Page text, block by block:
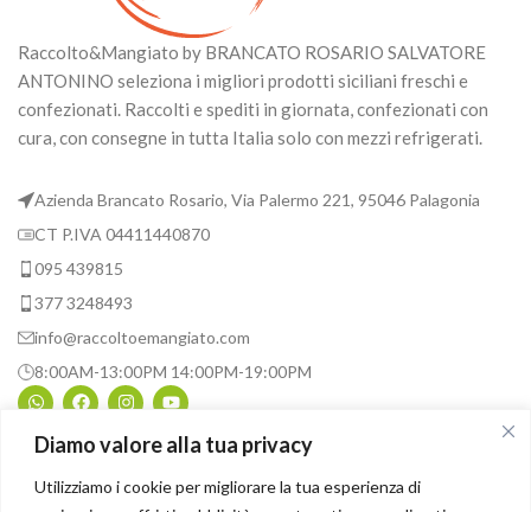
Diamo valore alla tua privacy
Utilizziamo i cookie per migliorare la tua esperienza di
Raccolto&Mangiato by BRANCATO ROSARIO SALVATORE
ANTONINO seleziona i migliori prodotti siciliani freschi e
confezionati. Raccolti e spediti in giornata, confezionati con
cura, con consegne in tutta Italia solo con mezzi refrigerati.
Azienda Brancato Rosario, Via Palermo 221, 95046 Palagonia
CT P.IVA 04411440870
095 439815
377 3248493
info@raccoltoemangiato.com
8:00AM-13:00PM 14:00PM-19:00PM